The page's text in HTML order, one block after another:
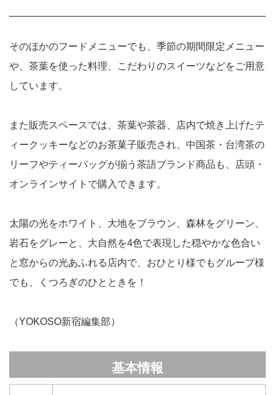
そのほかのフードメニューでも、季節の期間限定メニュー
や、茶葉を使った料理、こだわりのスイーツなどをご用意
しています。
また販売スペースでは、茶葉や茶器、店内で焼き上げたテ
ィークッキーなどのお茶菓子販売され、中国茶・台湾茶の
リーフやティーバッグが揃う茶語ブランド商品も、店頭・
オンラインサイトで購入できます。
太陽の光をホワイト、大地をブラウン、森林をグリーン、
岩石をグレーと、大自然を4色で表現した穏やかな色合い
と窓からの光あふれる店内で、おひとり様でもグループ様
でも、くつろぎのひとときを！
（YOKOSO新宿編集部）
基本情報